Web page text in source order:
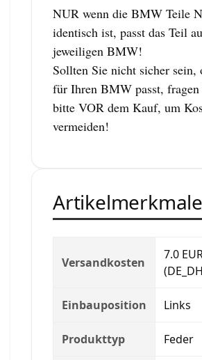
NUR wenn die BMW Teile
identisch ist, passt das Teil
jeweiligen BMW!
Sollten Sie nicht sicher sein,
für Ihren BMW passt, fragen
bitte VOR dem Kauf, um
vermeiden!
Artikelmerkmale
Versandkosten
7.0
Einbauposition Links
Produkttyp Feder